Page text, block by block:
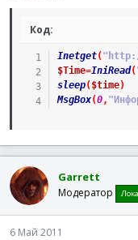
Код:
Inetget(
$Time=IniRead(
sleep( $time)
MsgBox(0,
Garrett
Модератор
6 Май 2011